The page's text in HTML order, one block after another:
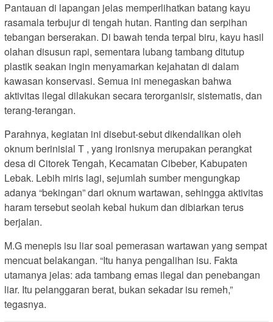
Pantauan di lapangan jelas memperlihatkan batang kayu
rasamala terbujur di tengah hutan. Ranting dan serpihan
tebangan berserakan. Di bawah tenda terpal biru, kayu hasil
olahan disusun rapi, sementara lubang tambang ditutup
plastik seakan ingin menyamarkan kejahatan di dalam
kawasan konservasi. Semua ini menegaskan bahwa
aktivitas ilegal dilakukan secara terorganisir, sistematis, dan
terang-terangan.
Parahnya, kegiatan ini disebut-sebut dikendalikan oleh
oknum berinisial T , yang ironisnya merupakan perangkat
desa di Citorek Tengah, Kecamatan Cibeber, Kabupaten
Lebak. Lebih miris lagi, sejumlah sumber mengungkap
adanya “bekingan” dari oknum wartawan, sehingga aktivitas
haram tersebut seolah kebal hukum dan dibiarkan terus
berjalan.
M.G menepis isu liar soal pemerasan wartawan yang sempat
mencuat belakangan. “Itu hanya pengalihan isu. Fakta
utamanya jelas: ada tambang emas ilegal dan penebangan
liar. Itu pelanggaran berat, bukan sekadar isu remeh,”
tegasnya.